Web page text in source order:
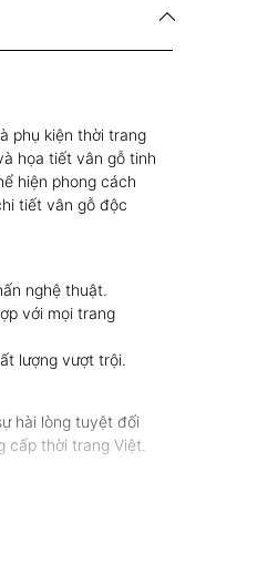
phụ kiện thời trang
họa tiết vân gỗ tinh
hiện phong cách
tiết vân gỗ độc
nghệ thuật.
với mọi trang
lượng vượt trội.
hài lòng tuyệt đối
cấp thời trang Việt.